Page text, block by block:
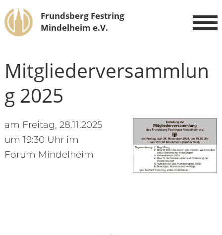
Frundsberg Festring
Mindelheim e.V.
Mitgliederversammlun
g 2025
am Freitag, 28.11.2025
um 19:30 Uhr im
Forum Mindelheim